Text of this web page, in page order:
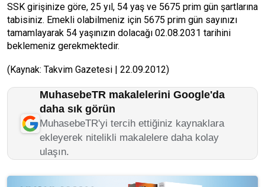
SSK girişinize göre, 25 yıl, 54 yaş ve 5675 prim gün şartlarına
tabisiniz. Emekli olabilmeniz için 5675 prim gün sayınızı
tamamlayarak 54 yaşınızın dolacağı 02.08.2031 tarihini
beklemeniz gerekmektedir.
(Kaynak: Takvim Gazetesi | 22.09.2012)
MuhasebeTR makalelerini Google'da
daha sık görün
MuhasebeTR'yi tercih ettiğiniz kaynaklara
ekleyerek nitelikli makalelere daha kolay
ulaşın.